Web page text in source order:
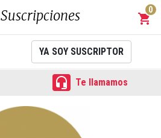
Suscripciones shopping_cart
0
YA SOY SUSCRIPTOR
 Te llamamos